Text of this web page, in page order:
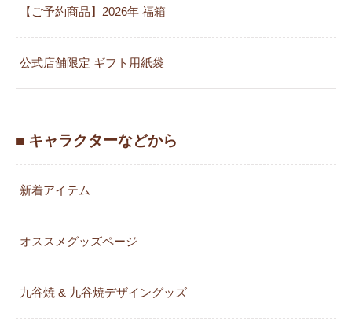
【ご予約商品】2026年 福箱
公式店舗限定 ギフト用紙袋
■ キャラクターなどから
新着アイテム
オススメグッズページ
九谷焼 & 九谷焼デザイングッズ